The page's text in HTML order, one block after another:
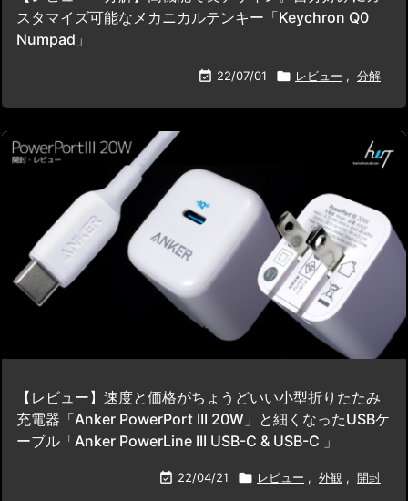
スタマイズ可能なメカニカルテンキー「Keychron Q0
Numpad」
 22/07/01  レビュー , 分解
【レビュー】速度と価格がちょうどいい小型折りたたみ
充電器「Anker PowerPort III 20W」と細くなったUSBケ
ーブル「Anker PowerLine III USB-C & USB-C 」
 22/04/21  レビュー , 外観 , 開封